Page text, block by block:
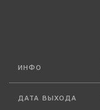
ИНФО
ДАТА ВЫХОДА